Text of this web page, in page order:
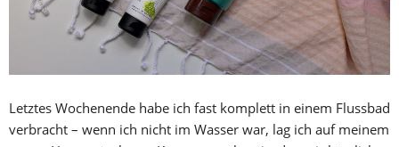
Letztes Wochenende habe ich fast komplett in einem Flussbad
verbracht – wenn ich nicht im Wasser war, lag ich auf meinem